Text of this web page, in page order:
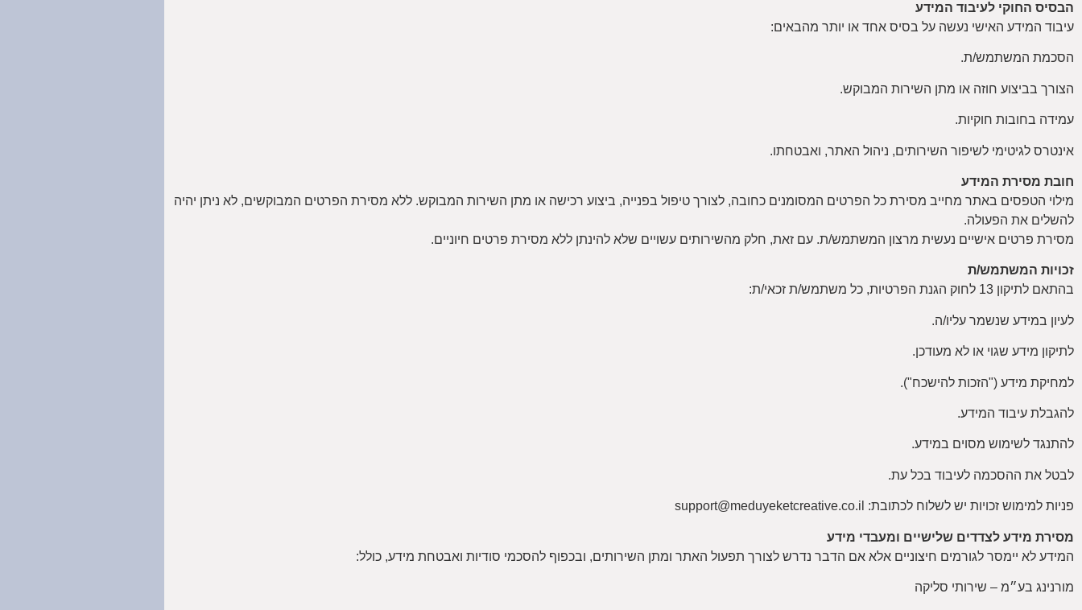
הבסיס החוקי לעיבוד המידע
עיבוד המידע האישי נעשה על בסיס אחד או יותר מהבאים:
הסכמת המשתמש/ת.
הצורך בביצוע חוזה או מתן השירות המבוקש.
עמידה בחובות חוקיות.
אינטרס לגיטימי לשיפור השירותים, ניהול האתר, ואבטחתו.
חובת מסירת המידע
מילוי הטפסים באתר מחייב מסירת כל הפרטים המסומנים כחובה, לצורך טיפול בפנייה, ביצוע רכישה או מתן השירות המבוקש. ללא מסירת הפרטים המבוקשים, לא ניתן יהיה
להשלים את הפעולה.
מסירת פרטים אישיים נעשית מרצון המשתמש/ת. עם זאת, חלק מהשירותים עשויים שלא להינתן ללא מסירת פרטים חיוניים.
זכויות המשתמש/ת
בהתאם לתיקון 13 לחוק הגנת הפרטיות, כל משתמש/ת זכאי/ת:
לעיון במידע שנשמר עליו/ה.
לתיקון מידע שגוי או לא מעודכן.
למחיקת מידע ("הזכות להישכח").
להגבלת עיבוד המידע.
להתנגד לשימוש מסוים במידע.
לבטל את ההסכמה לעיבוד בכל עת.
פניות למימוש זכויות יש לשלוח לכתובת: support@meduyeketcreative.co.il
מסירת מידע לצדדים שלישיים ומעבדי מידע
המידע לא יימסר לגורמים חיצוניים אלא אם הדבר נדרש לצורך תפעול האתר ומתן השירותים, ובכפוף להסכמי סודיות ואבטחת מידע, כולל:
מורנינג בע״מ – שירותי סליקה